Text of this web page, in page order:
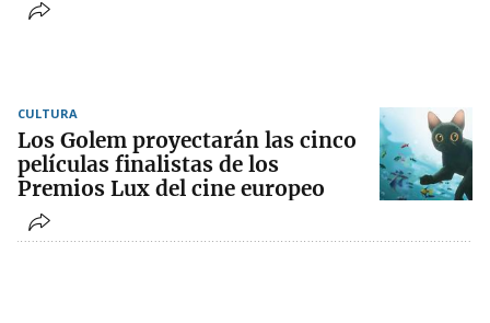
CULTURA
Los Golem proyectarán las cinco
películas finalistas de los
Premios Lux del cine europeo